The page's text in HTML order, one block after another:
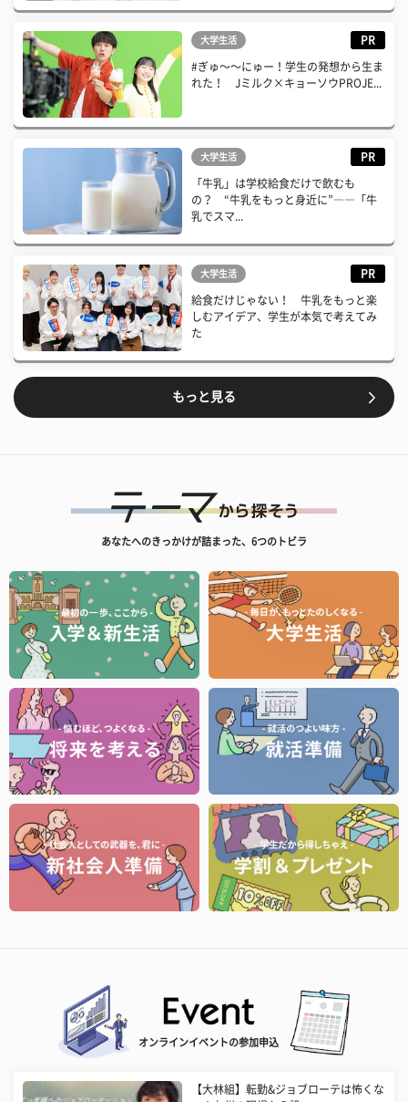
大学生活 PR
#ぎゅ〜〜にゅー！学生の発想から生ま
れた！ Jミルク×キョーソウPROJE...
大学生活 PR
「牛乳」は学校給食だけで飲むも
の？ “牛乳をもっと身近に”――「牛
乳でスマ...
大学生活 PR
給食だけじゃない！ 牛乳をもっと楽
しむアイデア、学生が本気で考えてみ
た
もっと見る
あなたへのきっかけが詰まった、6つのトビラ
オンラインイベントの参加申込
【大林組】転勤&ジョブローテは怖くな